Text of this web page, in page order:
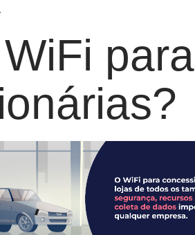
para